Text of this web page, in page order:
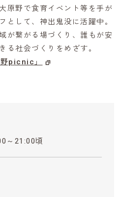
原野で食育イベント等を手が
として、神出鬼没に活躍中。
が繋がる場づくり、誰もが安
る社会づくりをめざす。
picnic」
～21:00頃